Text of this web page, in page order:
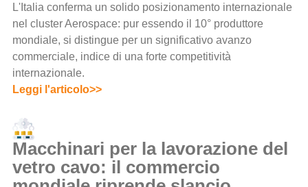
L'Italia conferma un solido posizionamento internazionale
nel cluster Aerospace: pur essendo il 10° produttore
mondiale, si distingue per un significativo avanzo
commerciale, indice di una forte competitività
internazionale.
Leggi l'articolo>>
Macchinari per la lavorazione del
vetro cavo: il commercio